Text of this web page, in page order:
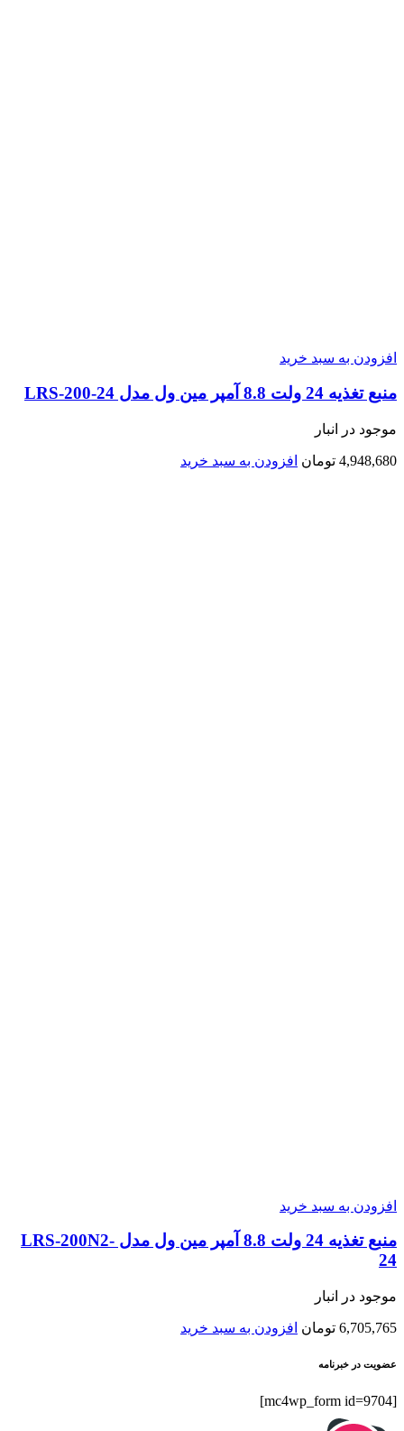
افزودن به سبد خرید
منبع تغذیه 24 ولت 8.8 آمپر مین ول مدل LRS-200-24
موجود در انبار
4,948,680 تومان افزودن به سبد خرید
افزودن به سبد خرید
منبع تغذیه 24 ولت 8.8 آمپر مین ول مدل LRS-200N2-
24
موجود در انبار
6,705,765 تومان افزودن به سبد خرید
عضویت در خبرنامه
[mc4wp_form id=9704]